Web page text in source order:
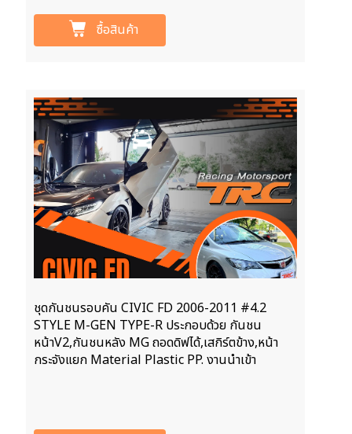
ซื้อสินค้า
ชุดกันชนรอบคัน CIVIC FD 2006-2011 #4.2
STYLE M-GEN TYPE-R ประกอบด้วย กันชน
หน้าV2,กันชนหลัง MG ถอดดิฟได้,เสกิร์ตข้าง,หน้า
กระจังแยก Material Plastic PP. งานนำเข้า